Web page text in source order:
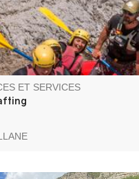
ET SERVICES